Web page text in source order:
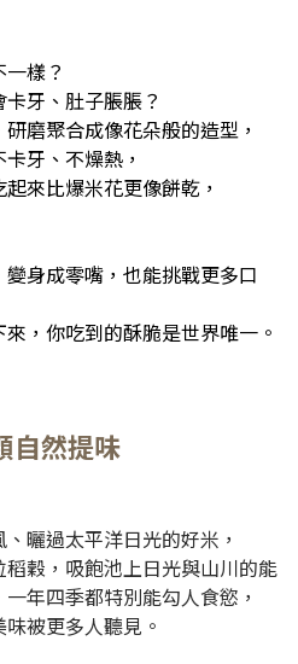
樣？
牙、肚子脹脹？
磨聚合成像花朵般的造型，
牙、不燥熱，
來比爆米花更像餅乾，
身成零嘴，也能挑戰更多口
，你吃到的酥脆是世界唯一。
自然提味
曬過太平洋日光的好米，
穀，吸飽池上日光與山川的能
年四季都特別能勾人食慾，
被更多人聽見。